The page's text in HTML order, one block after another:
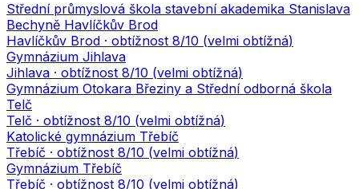
Střední průmyslová škola stavební akademika Stanislava
Bechyně Havlíčkův Brod
Havlíčkův Brod · obtížnost 8/10 (velmi obtížná)
Gymnázium Jihlava
Jihlava · obtížnost 8/10 (velmi obtížná)
Gymnázium Otokara Březiny a Střední odborná škola
Telč
Telč · obtížnost 8/10 (velmi obtížná)
Katolické gymnázium Třebíč
Třebíč · obtížnost 8/10 (velmi obtížná)
Gymnázium Třebíč
Třebíč · obtížnost 8/10 (velmi obtížná)